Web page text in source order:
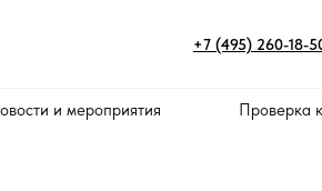
+7 (495) 260-18-
и мероприятия Проверка